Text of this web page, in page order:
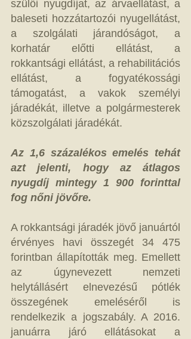
szülői nyugdíjat, az árvaellátást, a
baleseti hozzátartozói nyugellátást,
a szolgálati járandóságot, a
korhatár előtti ellátást, a
rokkantsági ellátást, a rehabilitációs
ellátást, a fogyatékossági
támogatást, a vakok személyi
járadékát, illetve a polgármesterek
közszolgálati járadékát.
Az 1,6 százalékos emelés tehát
azt jelenti, hogy az átlagos
nyugdíj mintegy 1 900 forinttal
fog nőni jövőre.
A rokkantsági járadék jövő januártól
érvényes havi összegét 34 475
forintban állapították meg. Emellett
az úgynevezett nemzeti
helytállásért elnevezésű pótlék
összegének emeléséről is
rendelkezik a jogszabály. A 2016.
januárra járó ellátásokat a